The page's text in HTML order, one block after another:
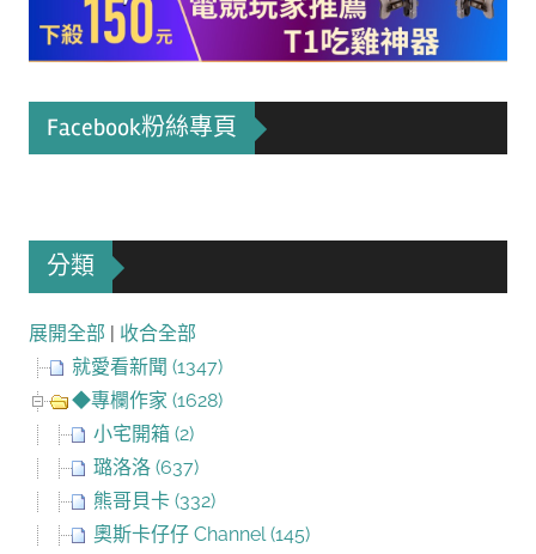
Facebook粉絲專頁
分類
展開全部 | 收合全部
就愛看新聞 (1347)
◆專欄作家 (1628)
小宅開箱 (2)
璐洛洛 (637)
熊哥貝卡 (332)
奧斯卡仔仔 Channel (145)